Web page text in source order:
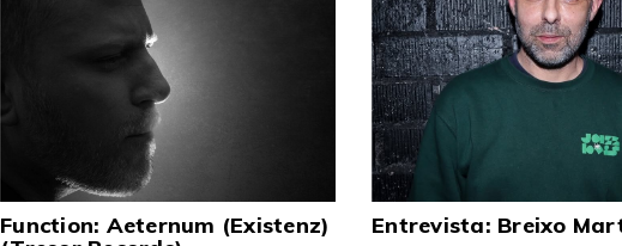
Function: Aeternum (Existenz)
Entrevista: Breixo